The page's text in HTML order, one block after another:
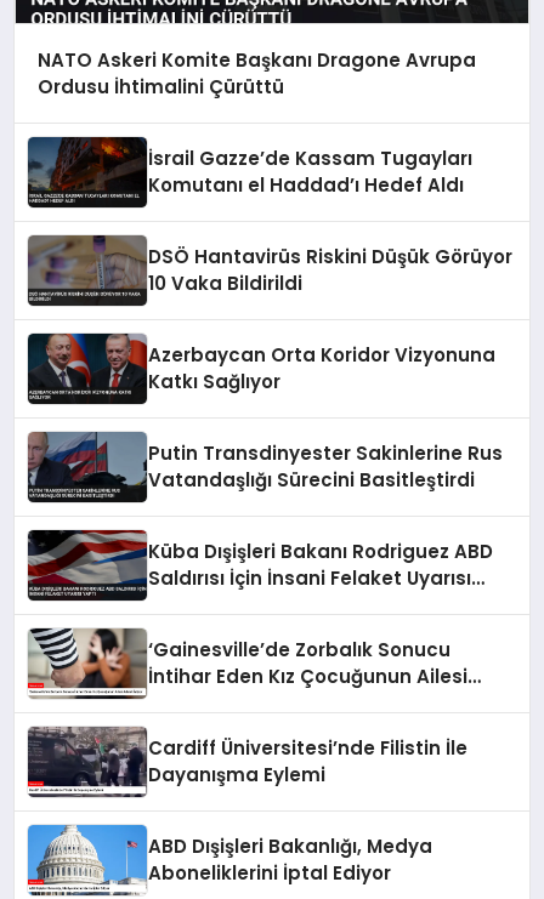
NATO Askeri Komite Başkanı Dragone Avrupa
Ordusu İhtimalini Çürüttü
İsrail Gazze’de Kassam Tugayları
Komutanı el Haddad’ı Hedef Aldı
DSÖ Hantavirüs Riskini Düşük Görüyor
10 Vaka Bildirildi
Azerbaycan Orta Koridor Vizyonuna
Katkı Sağlıyor
Putin Transdinyester Sakinlerine Rus
Vatandaşlığı Sürecini Basitleştirdi
Küba Dışişleri Bakanı Rodriguez ABD
Saldırısı İçin İnsani Felaket Uyarısı
‘Gainesville’de Zorbalık Sonucu
İntihar Eden Kız Çocuğunun Ailesi
Cardiff Üniversitesi’nde Filistin İle
Dayanışma Eylemi
ABD Dışişleri Bakanlığı, Medya
Aboneliklerini İptal Ediyor